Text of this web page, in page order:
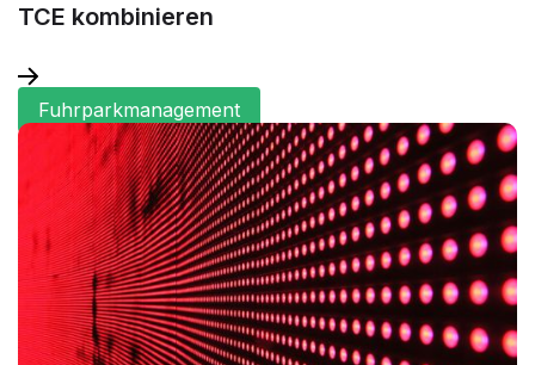
TCE kombinieren
Fuhrparkmanagement